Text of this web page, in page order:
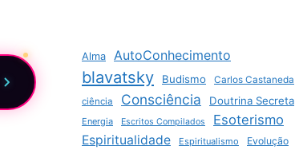
Alma AutoConhecimento
blavatsky Budismo
Carlos Castaneda
ciência
Consciência Doutrina Secreta
Energia Escritos Compilados Esoterismo
Espiritualidade Espiritualismo
Evolução